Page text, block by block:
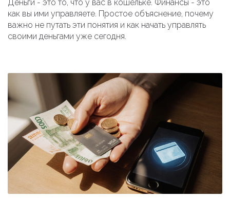
Деньги - это то, что у вас в кошельке. Финансы - это
как вы ими управляете. Простое объяснение, почему
важно не путать эти понятия и как начать управлять
своими деньгами уже сегодня.